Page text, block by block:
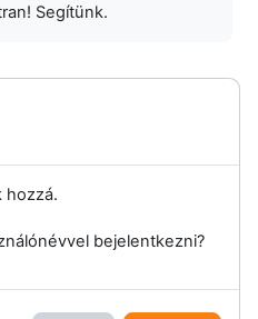
Segítünk.
hozzá.
bejelentkezni?